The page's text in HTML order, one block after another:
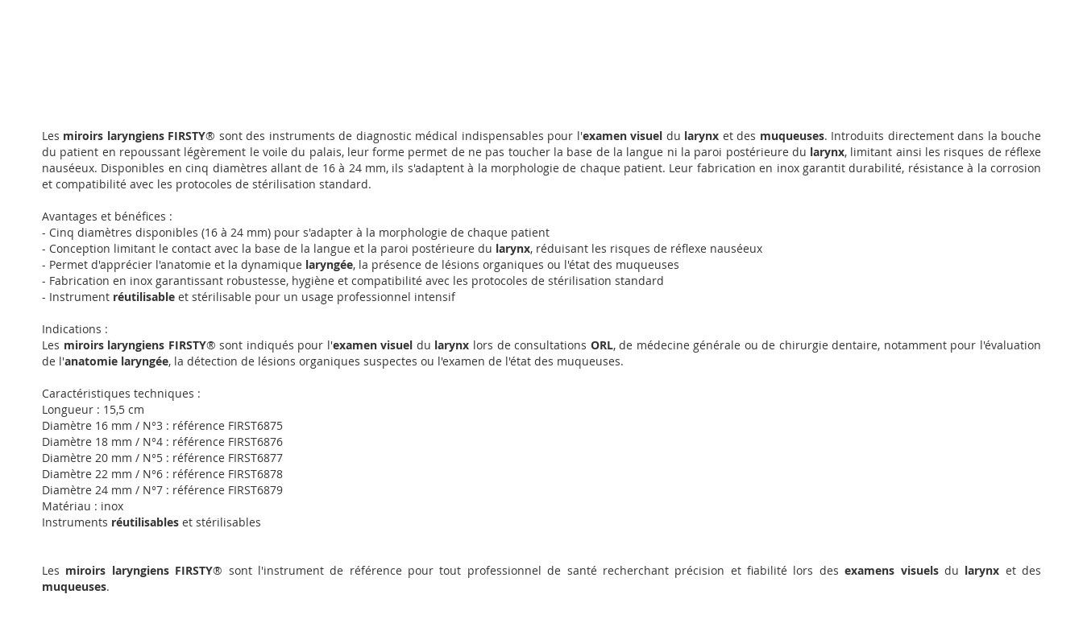
au
début
de
la
Galerie
d’images
Les miroirs laryngiens FIRSTY® sont des instruments de diagnostic médical indispensables pour l'examen visuel du larynx et des muqueuses. Introduits directement dans la bouche
du patient en repoussant légèrement le voile du palais, leur forme permet de ne pas toucher la base de la langue ni la paroi postérieure du larynx, limitant ainsi les risques de réflexe
nauséeux. Disponibles en cinq diamètres allant de 16 à 24 mm, ils s'adaptent à la morphologie de chaque patient. Leur fabrication en inox garantit durabilité, résistance à la corrosion
et compatibilité avec les protocoles de stérilisation standard.
Avantages et bénéfices :
- Cinq diamètres disponibles (16 à 24 mm) pour s'adapter à la morphologie de chaque patient
- Conception limitant le contact avec la base de la langue et la paroi postérieure du larynx, réduisant les risques de réflexe nauséeux
- Permet d'apprécier l'anatomie et la dynamique laryngée, la présence de lésions organiques ou l'état des muqueuses
- Fabrication en inox garantissant robustesse, hygiène et compatibilité avec les protocoles de stérilisation standard
- Instrument réutilisable et stérilisable pour un usage professionnel intensif
Indications :
Les miroirs laryngiens FIRSTY® sont indiqués pour l'examen visuel du larynx lors de consultations ORL, de médecine générale ou de chirurgie dentaire, notamment pour l'évaluation
de l'anatomie laryngée, la détection de lésions organiques suspectes ou l'examen de l'état des muqueuses.
Caractéristiques techniques :
Longueur : 15,5 cm
Diamètre 16 mm / N°3 : référence FIRST6875
Diamètre 18 mm / N°4 : référence FIRST6876
Diamètre 20 mm / N°5 : référence FIRST6877
Diamètre 22 mm / N°6 : référence FIRST6878
Diamètre 24 mm / N°7 : référence FIRST6879
Matériau : inox
Instruments réutilisables et stérilisables
Les miroirs laryngiens FIRSTY® sont l'instrument de référence pour tout professionnel de santé recherchant précision et fiabilité lors desexamens visuelsdu larynx et des
muqueuses.